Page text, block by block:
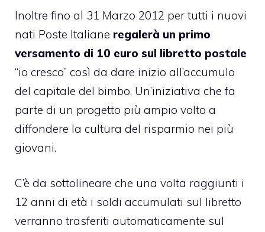
Inoltre fino al 31 Marzo 2012 per tutti i nuovi
nati Poste Italiane regalerà un primo
versamento di 10 euro sul libretto postale
“io cresco” così da dare inizio all’accumulo
del capitale del bimbo. Un’iniziativa che fa
parte di un progetto più ampio volto a
diffondere la cultura del risparmio nei più
giovani.
C’è da sottolineare che una volta raggiunti i
12 anni di età i soldi accumulati sul libretto
verranno trasferiti automaticamente sul